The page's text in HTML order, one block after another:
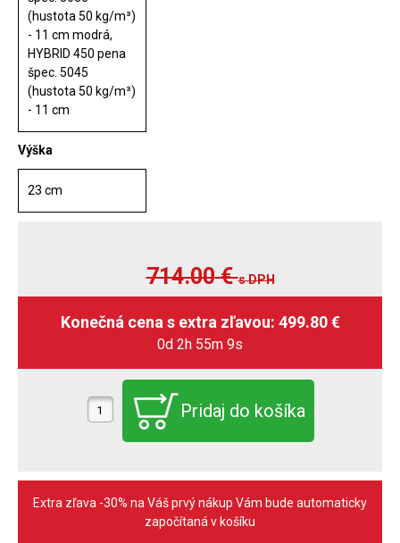
(hustota 50 kg/m³)
- 11 cm modrá,
HYBRID 450 pena
špec. 5045
(hustota 50 kg/m³)
- 11 cm
Výška
23 cm
714.00€s DPH
0d 2h 55m 8s
Extra zľava -30% na Váš prvý nákup Vám bude automaticky
započítaná v košíku